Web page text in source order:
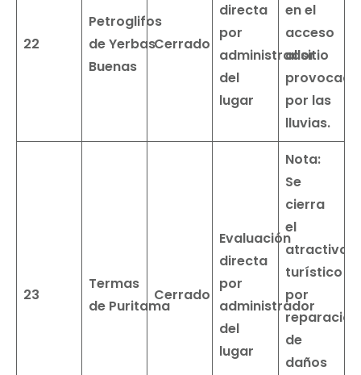
22
Petroglifos
deYerbas
Buenas
Cerrado
directa
por
administrador
del
lugar
en el
acceso
al sitio
provocado
por las
lluvias.
23
Termas
de Puritama
Cerrado
Evaluación
directa
por
administrador
del
lugar
Nota:
Se
cierra
el
atractivo
turístico
por
reparación
de
daños